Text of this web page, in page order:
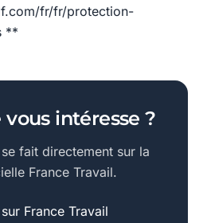
fr/fr/protection-
**
intéresse ?
fait directement sur la
France Travail.
France Travail